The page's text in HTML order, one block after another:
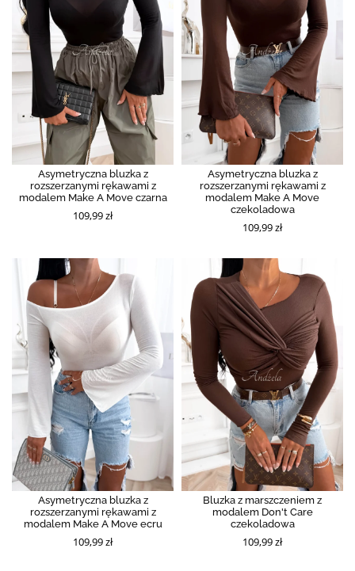
Asymetryczna bluzka z
rozszerzanymi rękawami z
modalem Make A Move czarna
109,99 zł
Asymetryczna bluzka z
rozszerzanymi rękawami z
modalem Make A Move
czekoladowa
109,99 zł
Asymetryczna bluzka z
rozszerzanymi rękawami z
modalem Make A Move ecru
109,99 zł
Bluzka z marszczeniem z
modalem Don't Care
czekoladowa
109,99 zł